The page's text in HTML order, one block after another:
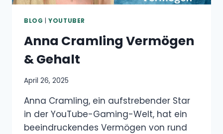
BLOG |YOUTUBER
Anna Cramling Vermögen
& Gehalt
April 26, 2025
Anna Cramling, ein aufstrebender Star
in der YouTube-Gaming-Welt, hat ein
beeindruckendes Vermögen von rund